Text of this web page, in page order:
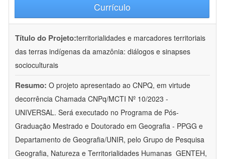
Currículo
Título do Projeto:territorialidades e marcadores territoriais
das terras indígenas da amazônia: diálogos e sinapses
socioculturais
Resumo: O projeto apresentado ao CNPQ, em virtude
decorrência Chamada CNPq/MCTI Nº 10/2023 -
UNIVERSAL. Será executado no Programa de Pós-
Graduação Mestrado e Doutorado em Geografia - PPGG e
Departamento de Geografia/UNIR, pelo Grupo de Pesquisa
Geografia, Natureza e Territorialidades Humanas  GENTEH,